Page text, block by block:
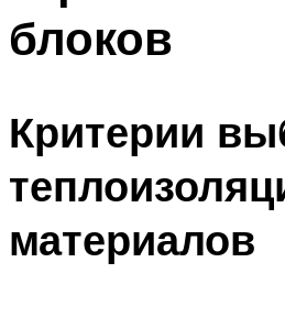
блоков
Критерии
материалов